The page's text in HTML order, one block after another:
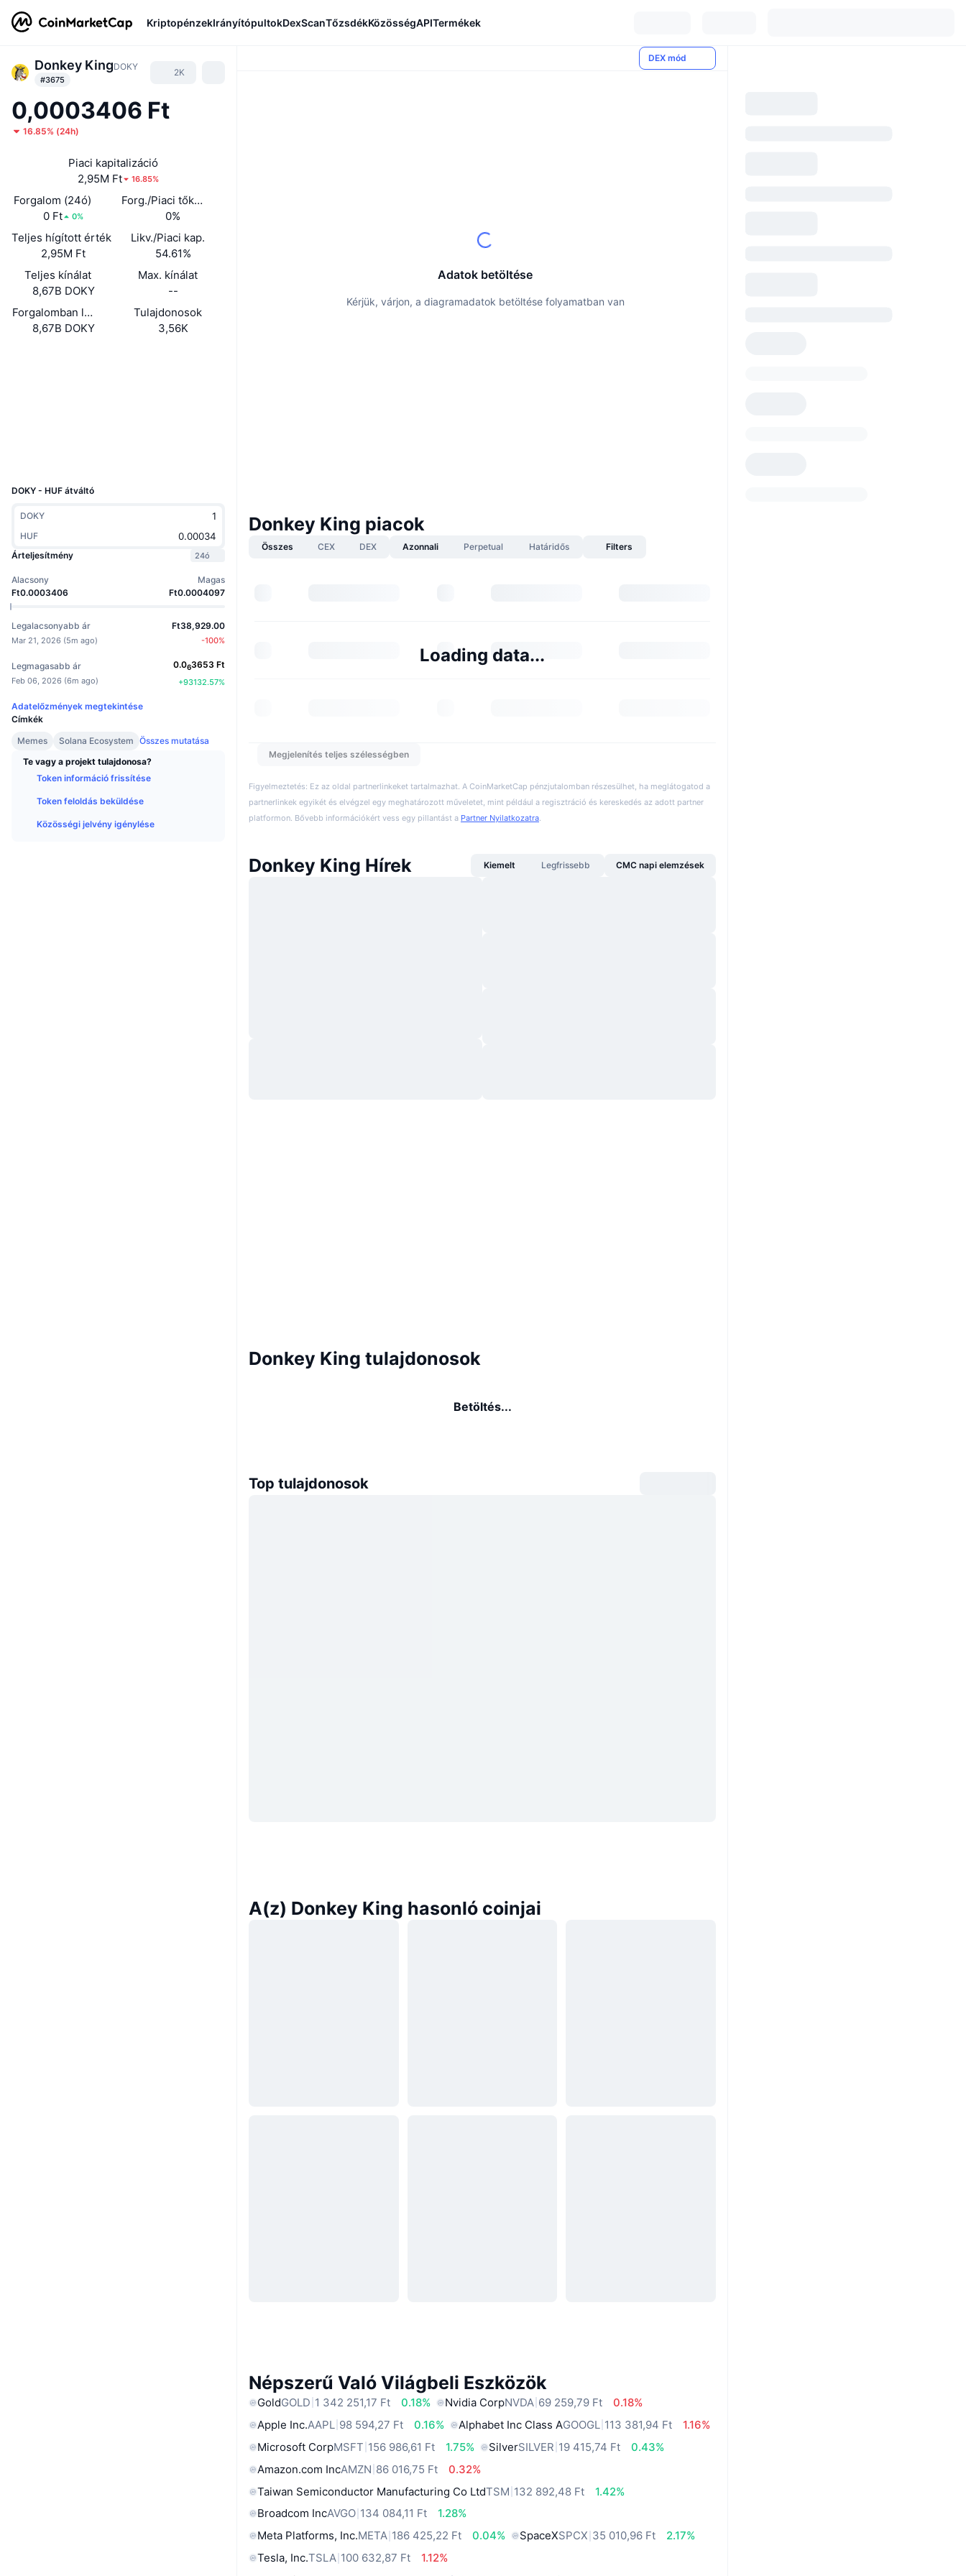
KriptopénzekIrányítópultokDexScanTőzsdékKözösségAPITermékek
Donkey KingDOKY
#3675
2K
0,0003406 Ft
16.85% (24h)
Piaci kapitalizáció
2,95M Ft
16.85%
Forgalom (24ó)
0 Ft
0%
Forg./Piaci tőkeé. (24ó)
0%
Teljes hígított érték
2,95M Ft
Likv./Piaci kap.
54.61%
Teljes kínálat
8,67B DOKY
Max. kínálat
--
Forgalomban lévő kínálat
8,67B DOKY
Tulajdonosok
3,56K
DOKY - HUF átváltó
DOKY
HUF
Árteljesítmény
24ó
Alacsony
Ft0.0003406
Magas
Ft0.0004097
Legalacsonyabb ár
Mar 21, 2026 (5m ago)
Ft38,929.00
-100%
Legmagasabb ár
Feb 06, 2026 (6m ago)
0.063653 Ft
+93132.57%
Adatelőzmények megtekintése
Címkék
Memes
Solana Ecosystem Összes mutatása
Te vagy a projekt tulajdonosa?
Token információ frissítése
Token feloldás beküldése
Közösségi jelvény igénylése
DEX mód
Adatok betöltése
Kérjük, várjon, a diagramadatok betöltése folyamatban van
Donkey King piacok
Összes CEX DEX Azonnali Perpetual Határidős Filters
Loading data...
Megjelenítés teljes szélességben
Figyelmeztetés: Ez az oldal partnerlinkeket tartalmazhat. A CoinMarketCap pénzjutalomban részesülhet, ha meglátogatod a
partnerlinkek egyikét és elvégzel egy meghatározott műveletet, mint például a regisztráció és kereskedés az adott partner
platformon. Bővebb információkért vess egy pillantást a Partner Nyilatkozatra.
Donkey King Hírek Kiemelt Legfrissebb CMC napi elemzések
Donkey King tulajdonosok
Betöltés...
Top tulajdonosok
A(z) Donkey King hasonló coinjai
Népszerű Való Világbeli Eszközök
GoldGOLD 1 342 251,17 Ft 0.18% Nvidia CorpNVDA 69 259,79 Ft
0.18%
Apple Inc.AAPL 98 594,27 Ft 0.16% Alphabet Inc Class AGOOGL 113 381,94 Ft
1.16%
Microsoft CorpMSFT 156 986,61 Ft 1.75% SilverSILVER 19 415,74 Ft
0.43%
Amazon.com IncAMZN 86 016,75 Ft
0.32%
Taiwan Semiconductor Manufacturing Co LtdTSM 132 892,48 Ft
1.42%
Broadcom IncAVGO 134 084,11 Ft
1.28%
Meta Platforms, Inc.META 186 425,22 Ft 0.04% SpaceXSPCX 35 010,96 Ft
2.17%
Tesla, Inc.TSLA 100 632,87 Ft
1.12%